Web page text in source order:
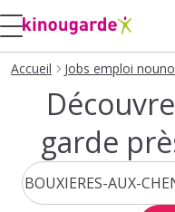
Accueil Jobs emploi
garde